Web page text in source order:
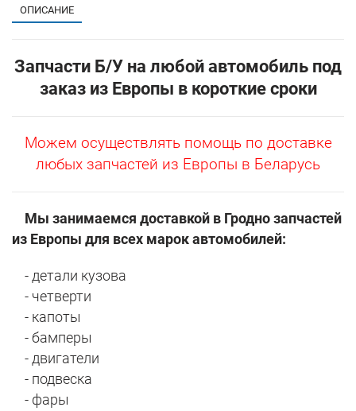
ОПИСАНИЕ
Запчасти Б/У на любой автомобиль под
заказ из Европы в короткие сроки
Можем осуществлять помощь по доставке
любых запчастей из Европы в Беларусь
Мы занимаемся доставкой в Гродно запчастей
из Европы для всех марок автомобилей:
- детали кузова
- четверти
- капоты
- бамперы
- двигатели
- подвеска
- фары